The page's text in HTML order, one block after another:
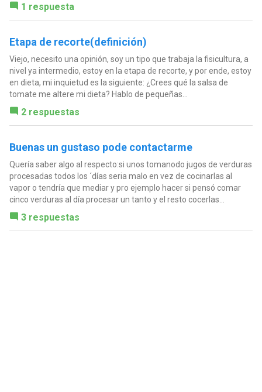
1 respuesta
Etapa de recorte(definición)
Viejo, necesito una opinión, soy un tipo que trabaja la fisicultura, a
nivel ya intermedio, estoy en la etapa de recorte, y por ende, estoy
en dieta, mi inquietud es la siguiente: ¿Crees qué la salsa de
tomate me altere mi dieta? Hablo de pequeñas...
2 respuestas
Buenas un gustaso pode contactarme
Quería saber algo al respecto:si unos tomanodo jugos de verduras
procesadas todos los ´días seria malo en vez de cocinarlas al
vapor o tendría que mediar y pro ejemplo hacer si pensó comar
cinco verduras al día procesar un tanto y el resto cocerlas...
3 respuestas